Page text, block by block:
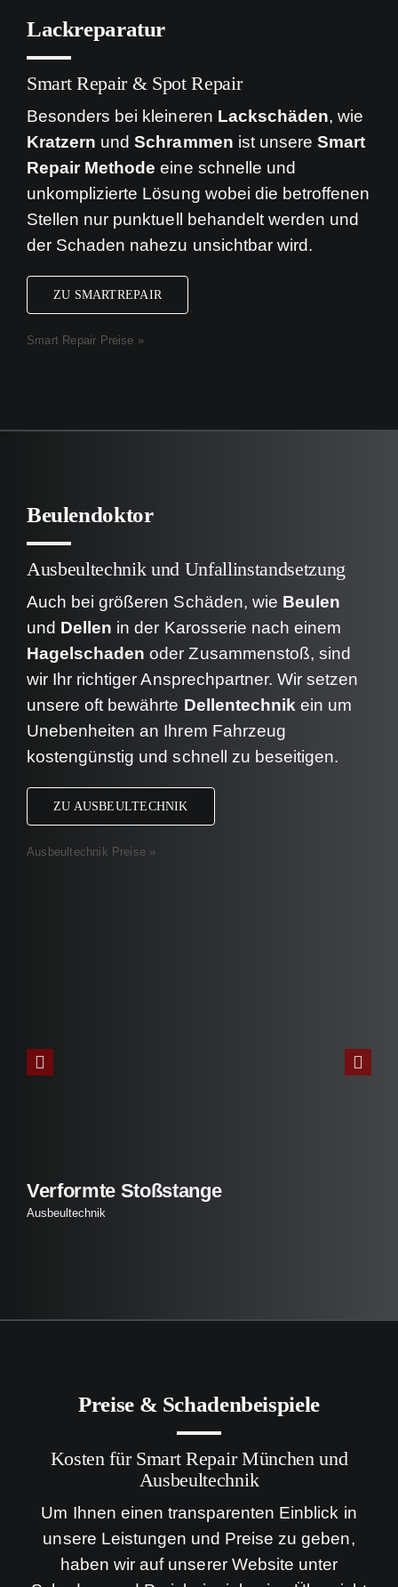
Lackreparatur
Smart Repair & Spot Repair
Besonders bei kleineren Lackschäden, wie
Kratzern undSchrammen ist unsere Smart
Repair Methode eine schnelle und
unkomplizierte Lösung wobei die betroffenen
Stellen nur punktuell behandelt werden und
der Schaden nahezu unsichtbar wird.
ZU SMARTREPAIR
Smart Repair Preise »
Beulendoktor
Ausbeultechnik und Unfallinstandsetzung
Auch bei größeren Schäden, wie Beulen
und Dellen in der Karosserie nach einem
Hagelschaden oder Zusammenstoß, sind
wir Ihr richtiger Ansprechpartner. Wir setzen
unsere oft bewährte Dellentechnik ein um
Unebenheiten an Ihrem Fahrzeug
kostengünstig und schnell zu beseitigen.
ZU AUSBEULTECHNIK
Ausbeultechnik Preise »
Verformte Stoßstange
Ausbeultechnik
Preise & Schadenbeispiele
Kosten für Smart Repair München und
Ausbeultechnik
Um Ihnen einen transparenten Einblick in
unsere Leistungen und Preise zu geben,
haben wir auf unserer Website unter